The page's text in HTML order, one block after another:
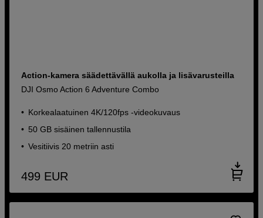
Action-kamera säädettävällä aukolla ja lisävarusteilla
DJI Osmo Action 6 Adventure Combo
Korkealaatuinen 4K/120fps -videokuvaus
50 GB sisäinen tallennustila
Vesitiivis 20 metriin asti
499 EUR